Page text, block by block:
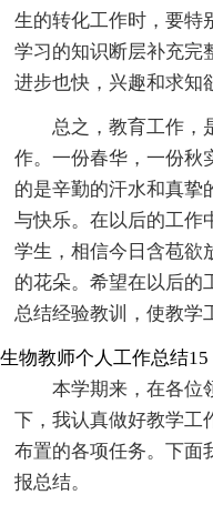
生的转化工作时，要特
学习的知识断层补充完
进步也快，兴趣和求知
总之，教育工作，
作。一份春华，一份秋
的是辛勤的汗水和真挚
与快乐。在以后的工作
学生，相信今日含苞欲
的花朵。希望在以后的
总结经验教训，使教学
生物教师个人工作总结15
本学期来，在各位
下，我认真做好教学工
布置的各项任务。下面
报总结。